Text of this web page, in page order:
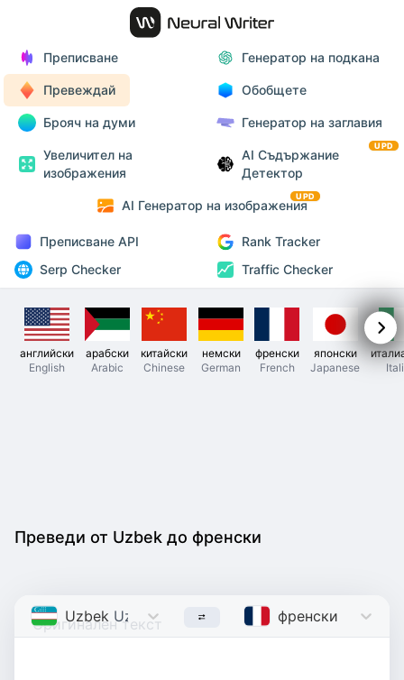
Преписване Генератор на подкана
Превеждай Обобщете
Брояч на думи Генератор на заглавия
Увеличител на
изображения
AI Съдържание
Детектор
UPD
AI Генератор на изображения
UPD
Преписване API
Rank Tracker
Serp Checker
Traffic Checker
английски
English
арабски
Arabic
китайски
Chinese
немски
German
френски
French
японски
Japanese
Преведи от Uzbek до френски
Uzbek Uzbek френски French